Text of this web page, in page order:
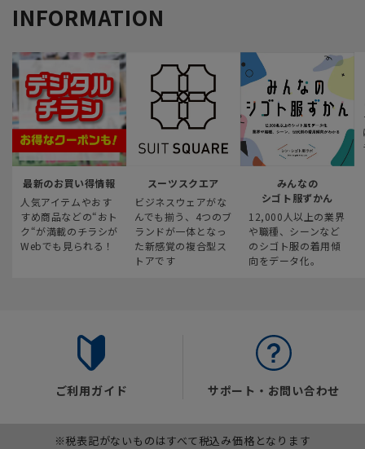
INFORMATION
最新のお買い得情報
人気アイテムやおす
すめ商品などの“おト
ク“が満載のチラシが
Webでも見られる！
スーツスクエア
ビジネスウェアがな
んでも揃う、4つのブ
ランドが一体となっ
た新感覚の複合型ス
トアです
みんなの
シゴト服ずかん
12,000人以上の業界
や職種、シーンなど
のシゴト服の着用傾
向をデータ化。
ご利用ガイド サポート・お問い合わせ
※税表記がないものはすべて税込み価格となります